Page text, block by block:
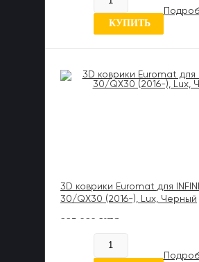
0 отзывов
КУПИТЬ
3D коврики Euromat для
30/QX30 (2016-), Lux, Черный
885 989 UZS
В наличии
0 отзывов